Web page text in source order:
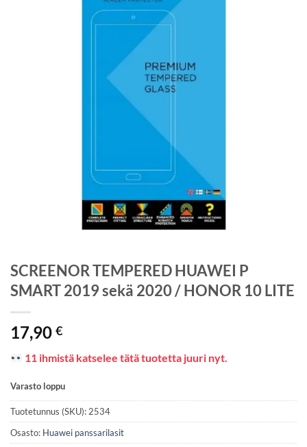
SCREENOR TEMPERED HUAWEI P
SMART 2019 sekä 2020 / HONOR 10 LITE
17,90 €
11 ihmistä katselee tätä tuotetta juuri nyt.
Varasto loppu
Tuotetunnus (SKU): 2534
Osasto: Huawei panssarilasit